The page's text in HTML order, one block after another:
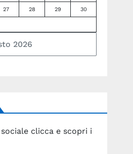
2026
27 28 29 30
clicca e scopri i